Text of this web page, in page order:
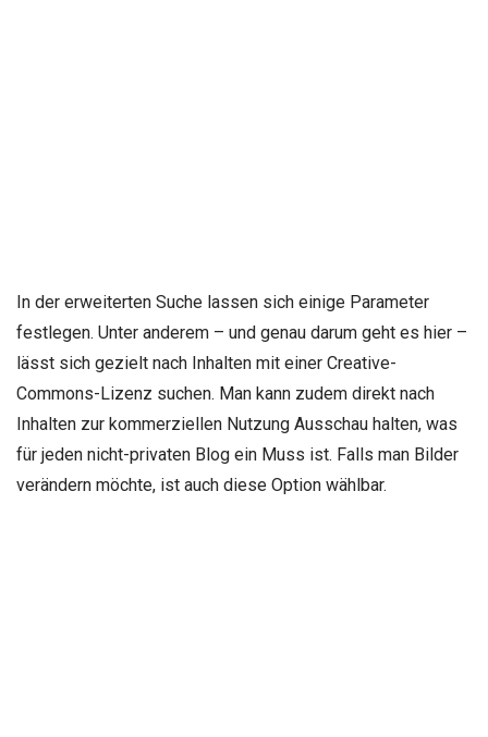
In der erweiterten Suche lassen sich einige Parameter
festlegen. Unter anderem – und genau darum geht es hier –
lässt sich gezielt nach Inhalten mit einer Creative-
Commons-Lizenz suchen. Man kann zudem direkt nach
Inhalten zur kommerziellen Nutzung Ausschau halten, was
für jeden nicht-privaten Blog ein Muss ist. Falls man Bilder
verändern möchte, ist auch diese Option wählbar.